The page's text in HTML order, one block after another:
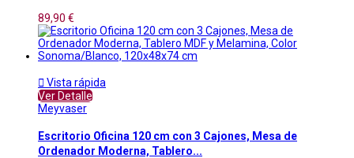
89,90 €
 Vista rápida
Ver Detalle
Meyvaser
Escritorio Oficina 120 cm con 3 Cajones, Mesa de
Ordenador Moderna, Tablero...